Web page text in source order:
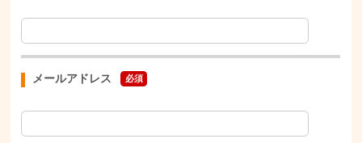
メールアドレス 必須